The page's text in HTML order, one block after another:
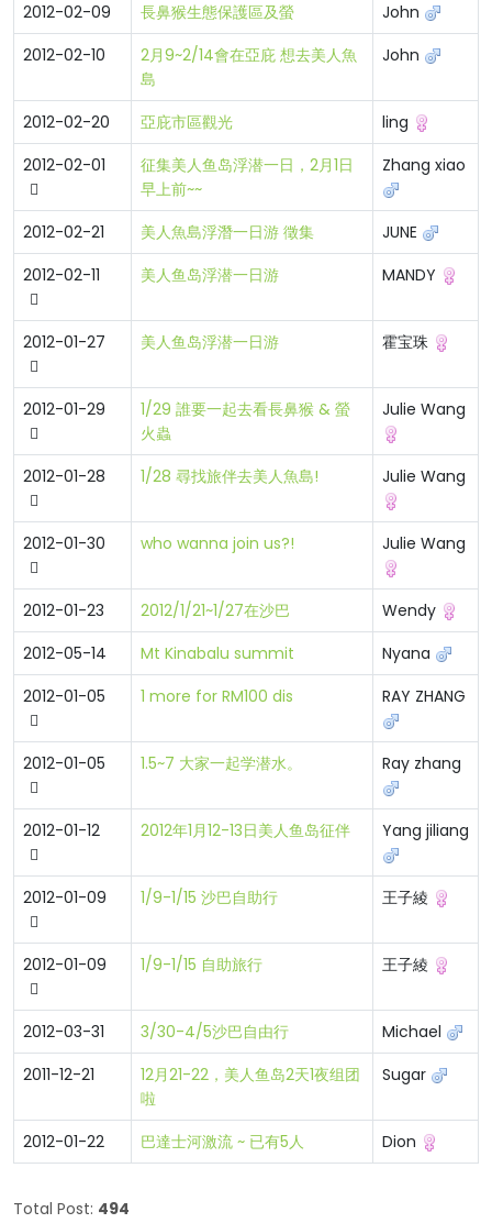
2012-02-09
長鼻猴生態保護區及螢
John
2012-02-10
2月9~2/14會在亞庇 想去美人魚
島
John
2012-02-20 亞庇市區觀光
ling
2012-02-01
征集美人鱼岛浮潜一日，2月1日
早上前~~
Zhang xiao
2012-02-21 美人魚島浮潛一日游 徵集
JUNE
2012-02-11
美人鱼岛浮潜一日游 MANDY
2012-01-27 美人鱼岛浮潜一日游 霍宝珠
2012-01-29
1/29 誰要一起去看長鼻猴 & 螢
火蟲
Julie Wang
2012-01-28 1/28 尋找旅伴去美人魚島! Julie Wang
2012-01-30 who wanna join us?! Julie Wang
2012-01-23 2012/1/21~1/27在沙巴
Wendy
2012-05-14
Mt Kinabalu summit
Nyana
2012-01-05
1 more for RM100 dis RAY ZHANG
2012-01-05 1.5~7 大家一起学潜水。 Ray zhang
2012-01-12 2012年1月12-13日美人鱼岛征伴 Yang jiliang
2012-01-09 1/9-1/15 沙巴自助行 王子綾
2012-01-09 1/9-1/15 自助旅行 王子綾
2012-03-31 3/30-4/5沙巴自由行
Michael
2011-12-21
12月21-22，美人鱼岛2天1夜组团
啦
Sugar
2012-01-22 巴達士河激流 ~ 已有5人 Dion
Total Post: 494